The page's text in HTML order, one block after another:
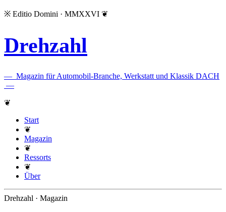
※ Editio Domini · MMXXVI ❦
Drehzahl
— Magazin für Automobil-Branche, Werkstatt und Klassik DACH
—
❦
Start
❦
Magazin
❦
Ressorts
❦
Über
Drehzahl · Magazin